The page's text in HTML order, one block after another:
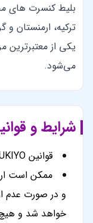
بلیط کنسرت های
ترکیه، ارمنستان
یکی از معتبرترین
می‌شود.
شرایط و
قوانین UKIYO ممکن است در این رویداد اعمال شود.
ممکن است
و در صورت عدم
خواهد شد و هیچ